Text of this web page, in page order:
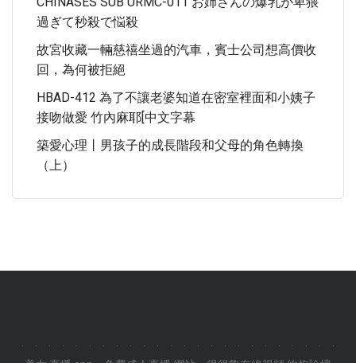
過ぎて秒殺で悩殺
故宮收藏一輛慈禧坐過的汽車，賓士公司想高價收
回，為何被拒絕
HBAD-412 為了不讓老婆知道在密室裡面和小姨子
接吻做愛 竹內麻耶[中文字幕
築愛心理丨男孩子的成長階段和父母的角色轉換
（上）